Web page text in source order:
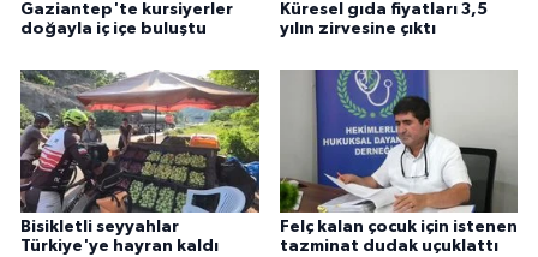
Gaziantep'te kursiyerler
doğayla iç içe buluştu
Küresel gıda fiyatları 3,5
yılın zirvesine çıktı
Bisikletli seyyahlar
Türkiye'ye hayran kaldı
Felç kalan çocuk için istenen
tazminat dudak uçuklattı